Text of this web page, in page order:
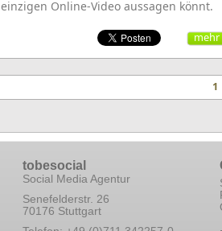
einzigen Online-Video aussagen könnt.
mehr
1
tobesocial
Social Media Agentur
Senefelderstr. 26
70176 Stuttgart